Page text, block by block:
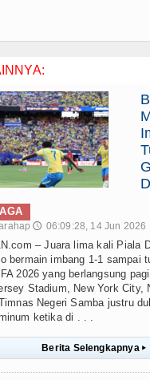
🕔 06:09:28, 14 Jun 2026
– Juara lima kali Piala
bermain imbang 1-1 sampai
2026 yang berlangsung
Stadium, New York City,
Negeri Samba justru
ketika di . . .
Berita Selengkapnya ▸